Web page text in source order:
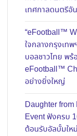
เทศกาลดนตรีอั
“eFootball™
ใจกลางกรุงเท
บอลชาวไทย พ
eFootball™
อย่างยิ่งใหญ่
Daughter
Event ฟังครบ
ต้อนรับอัลบั้มให